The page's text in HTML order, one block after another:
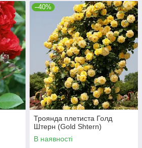
–40%
Троянда плетиста Голд
Штерн (Gold Shtern)
В наявності